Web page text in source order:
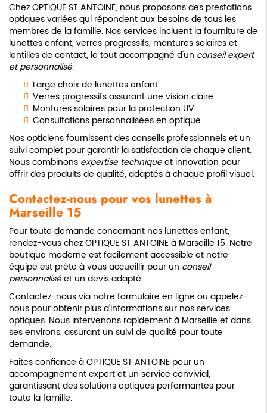
Chez OPTIQUE ST ANTOINE, nous proposons des prestations
optiques variées qui répondent aux besoins de tous les
membres de la famille. Nos services incluent la fourniture de
lunettes enfant, verres progressifs, montures solaires et
lentilles de contact, le tout accompagné d'un conseil expert
et personnalisé.
Large choix de lunettes enfant
Verres progressifs assurant une vision claire
Montures solaires pour la protection UV
Consultations personnalisées en optique
Nos opticiens fournissent des conseils professionnels et un
suivi complet pour garantir la satisfaction de chaque client.
Nous combinons expertise techniqueet innovation pour
offrir des produits de qualité, adaptés à chaque profil visuel.
Contactez-nous pour vos lunettes à
Marseille 15
Pour toute demande concernant nos lunettes enfant,
rendez-vous chez OPTIQUE ST ANTOINE à Marseille 15. Notre
boutique moderne est facilement accessible et notre
équipe est prête à vous accueillir pour un conseil
personnaliséet un devis adapté.
Contactez-nous via notre formulaire en ligne ou appelez-
nous pour obtenir plus d'informations sur nos services
optiques. Nous intervenons rapidement à Marseille et dans
ses environs, assurant un suivi de qualité pour toute
demande.
Faites confiance à OPTIQUE ST ANTOINE pour un
accompagnement expert et un service convivial,
garantissant des solutions optiques performantes pour
toute la famille.